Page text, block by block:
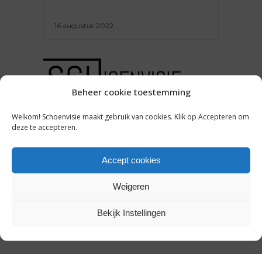
Beheer cookie toestemming
Welkom! Schoenvisie maakt gebruik van cookies. Klik op Accepteren om
deze te accepteren.
Accept cookies
Weigeren
Bekijk Instellingen
16 augustus 2022
ACHTERGROND,ONDERNEMEN
CRISIS IN DE KETEN: DE
ONDER DRUK. HOE NU